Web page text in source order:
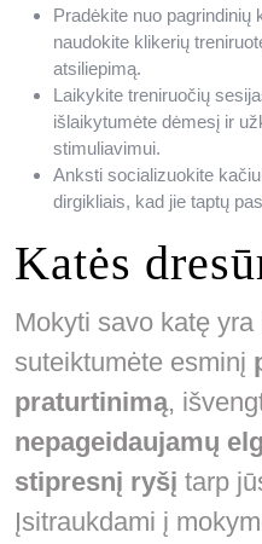
Pradėkite nuo pagrindinių
naudokite klikerių
atsiliepimą.
Laikykite treniruočių
išlaikytumėte dėmesį ir
stimuliavimui.
Anksti socializuokite
dirgikliais, kad jie taptų
Katės
Mokyti savo katę
suteiktumėte esminį
praturtinimą,
nepageidaujamų
stipresnį ryšį tarp
Įsitraukdami į